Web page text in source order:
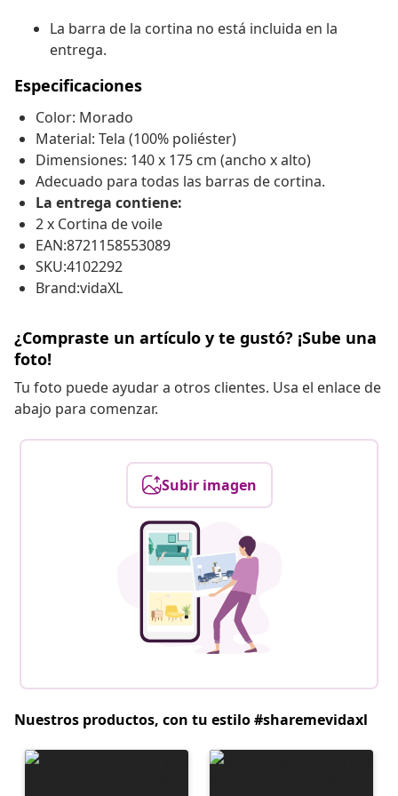
La barra de la cortina no está incluida en la
entrega.
Especificaciones
Color: Morado
Material: Tela (100% poliéster)
Dimensiones: 140 x 175 cm (ancho x alto)
Adecuado para todas las barras de cortina.
La entrega contiene:
2 x Cortina de voile
EAN:8721158553089
SKU:4102292
Brand:vidaXL
¿Compraste un artículo y te gustó? ¡Sube una
foto!
Tu foto puede ayudar a otros clientes. Usa el enlace de
abajo para comenzar.
Subir imagen
Nuestros productos, con tu estilo #sharemevidaxl